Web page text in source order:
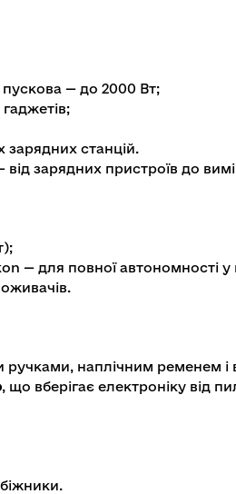
— до 2000 Вт;
зарядних станцій.
зарядних пристроїв до
— для повної автономності у
наплічним ременем
, що вберігає електроніку від